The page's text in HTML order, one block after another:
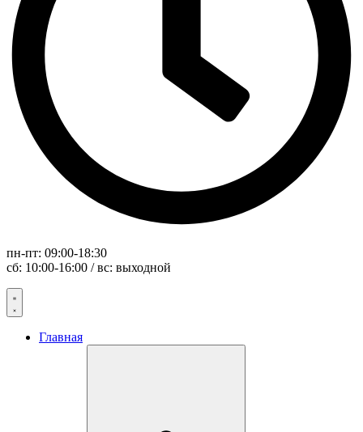
пн-пт: 09:00-18:30
сб: 10:00-16:00 / вс: выходной
Главная